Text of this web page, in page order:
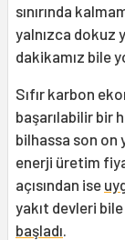
sınırında
yalnızca dokuz
dakikamız bile
Sıfır karbon
başarılabilir bir
bilhassa son on
enerji üretim
açısından ise
yakıt devleri bile
başladı